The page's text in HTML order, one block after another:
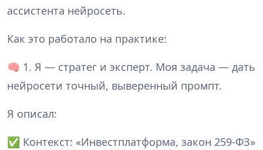
ассистента нейросеть.
Как это работало на практике:
🧠 1. Я — стратег и эксперт. Моя задача — дать
нейросети точный, выверенный промпт.
Я описал:
✅ Контекст: «Инвестплатформа, закон 259-ФЗ»